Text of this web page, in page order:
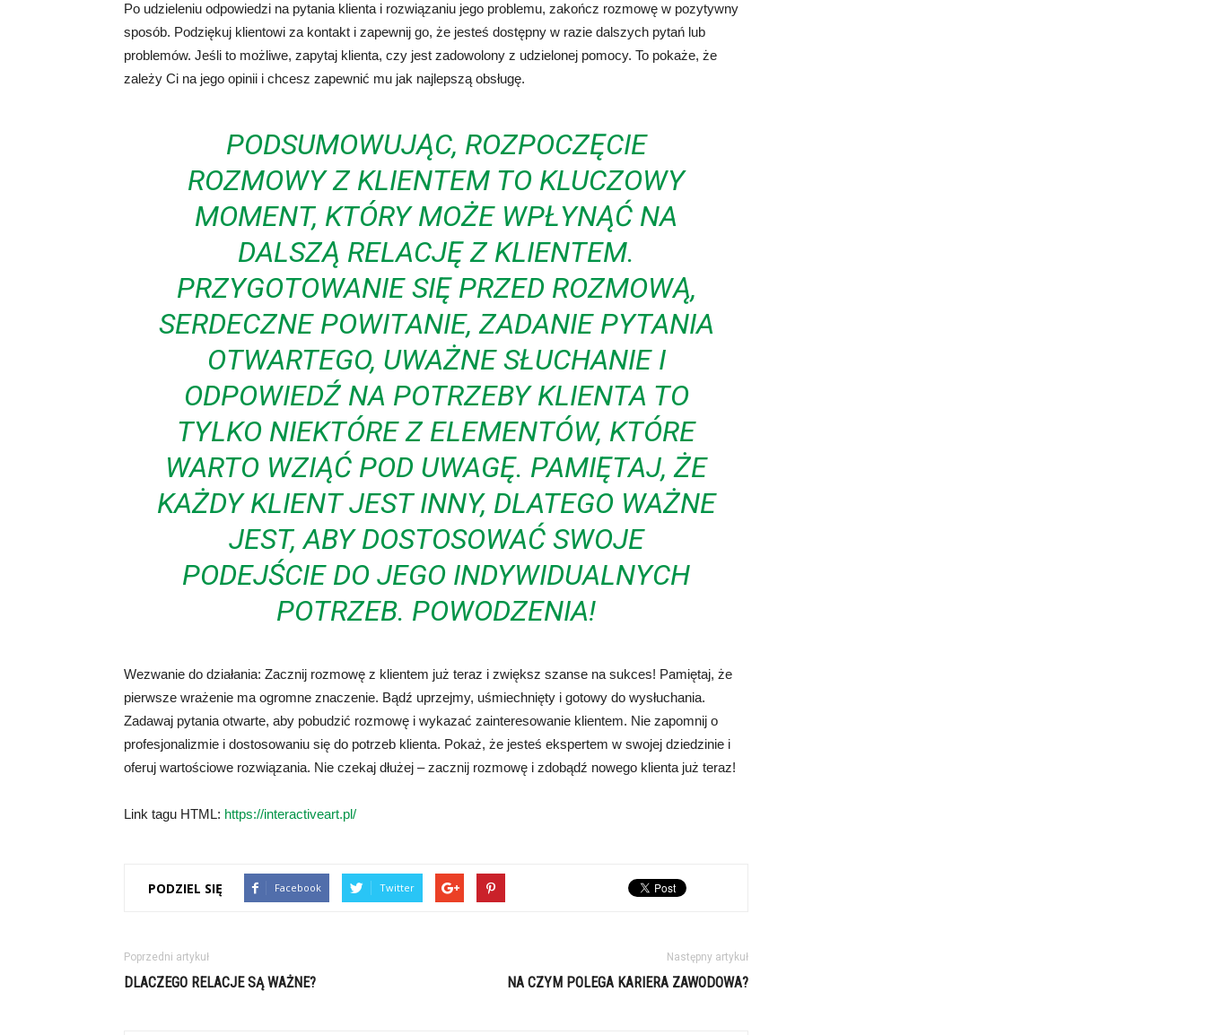
Po udzieleniu odpowiedzi na pytania klienta i rozwiązaniu jego problemu, zakończ rozmowę w pozytywny
sposób. Podziękuj klientowi za kontakt i zapewnij go, że jesteś dostępny w razie dalszych pytań lub
problemów. Jeśli to możliwe, zapytaj klienta, czy jest zadowolony z udzielonej pomocy. To pokaże, że
zależy Ci na jego opinii i chcesz zapewnić mu jak najlepszą obsługę.
PODSUMOWUJĄC, ROZPOCZĘCIE
ROZMOWY Z KLIENTEM TO KLUCZOWY
MOMENT, KTÓRY MOŻE WPŁYNĄĆ NA
DALSZĄ RELACJĘ Z KLIENTEM.
PRZYGOTOWANIE SIĘ PRZED ROZMOWĄ,
SERDECZNE POWITANIE, ZADANIE PYTANIA
OTWARTEGO, UWAŻNE SŁUCHANIE I
ODPOWIEDŹ NA POTRZEBY KLIENTA TO
TYLKO NIEKTÓRE Z ELEMENTÓW, KTÓRE
WARTO WZIĄĆ POD UWAGĘ. PAMIĘTAJ, ŻE
KAŻDY KLIENT JEST INNY, DLATEGO WAŻNE
JEST, ABY DOSTOSOWAĆ SWOJE
PODEJŚCIE DO JEGO INDYWIDUALNYCH
POTRZEB. POWODZENIA!
Wezwanie do działania: Zacznij rozmowę z klientem już teraz i zwiększ szanse na sukces! Pamiętaj, że
pierwsze wrażenie ma ogromne znaczenie. Bądź uprzejmy, uśmiechnięty i gotowy do wysłuchania.
Zadawaj pytania otwarte, aby pobudzić rozmowę i wykazać zainteresowanie klientem. Nie zapomnij o
profesjonalizmie i dostosowaniu się do potrzeb klienta. Pokaż, że jesteś ekspertem w swojej dziedzinie i
oferuj wartościowe rozwiązania. Nie czekaj dłużej – zacznij rozmowę i zdobądź nowego klienta już teraz!
Link tagu HTML: https://interactiveart.pl/
PODZIEL SIĘ Facebook Twitter
Poprzedni artykuł
DLACZEGO RELACJE SĄ WAŻNE?
Następny artykuł
NA CZYM POLEGA KARIERA ZAWODOWA?